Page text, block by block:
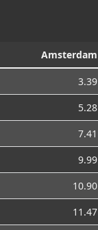
Amsterdam
3.39
5.28
7.41
9.99
10.90
11.47